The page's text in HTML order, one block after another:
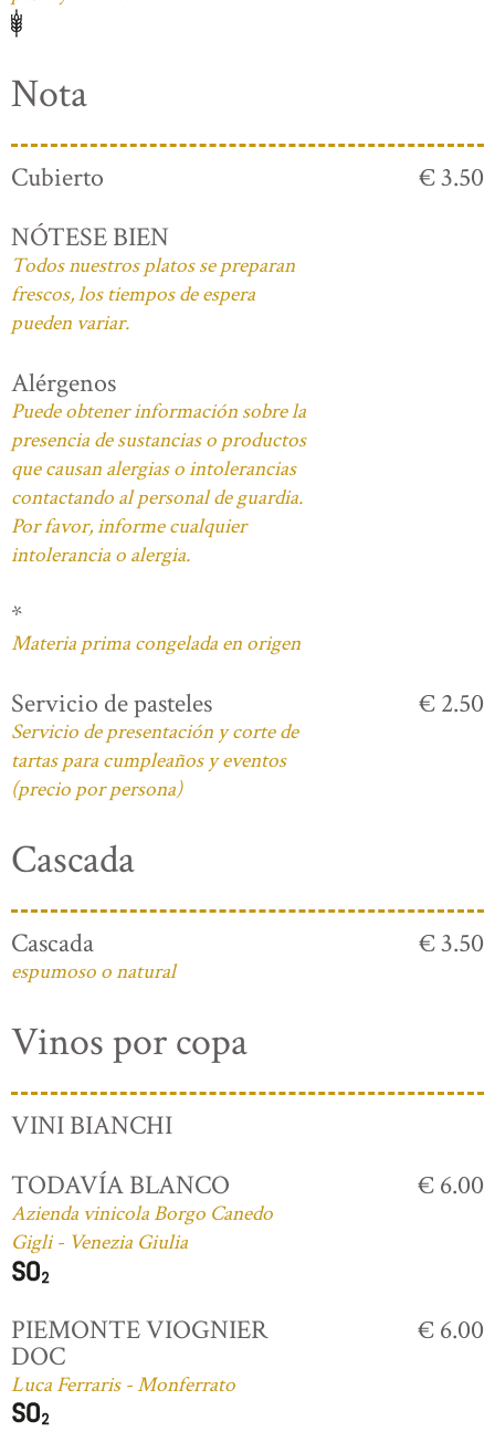
Nota
Cubierto
€ 3.50
NÓTESE BIEN
Todos nuestros platos se preparan
frescos, los tiempos de espera
pueden variar.
Alérgenos
Puede obtener información sobre la
presencia de sustancias o productos
que causan alergias o intolerancias
contactando al personal de guardia.
Por favor, informe cualquier
intolerancia o alergia.
*
Materia prima congelada en origen
Servicio de pasteles
Servicio de presentación y corte de
tartas para cumpleaños y eventos
(precio por persona)
€ 2.50
Cascada
Cascada
espumoso o natural
€ 3.50
Vinos por copa
VINI BIANCHI
TODAVÍA BLANCO
Azienda vinicola Borgo Canedo
Gigli - Venezia Giulia
€ 6.00
PIEMONTE VIOGNIER
DOC
Luca Ferraris - Monferrato
€ 6.00